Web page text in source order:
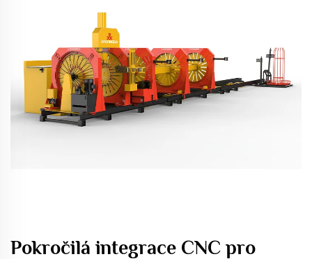
Pokročilá integrace CNC pro